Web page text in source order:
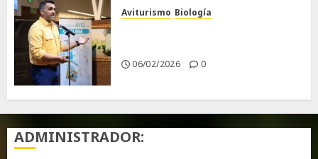
Aviturismo Biología
06/02/2026 0
ADMINISTRADOR: